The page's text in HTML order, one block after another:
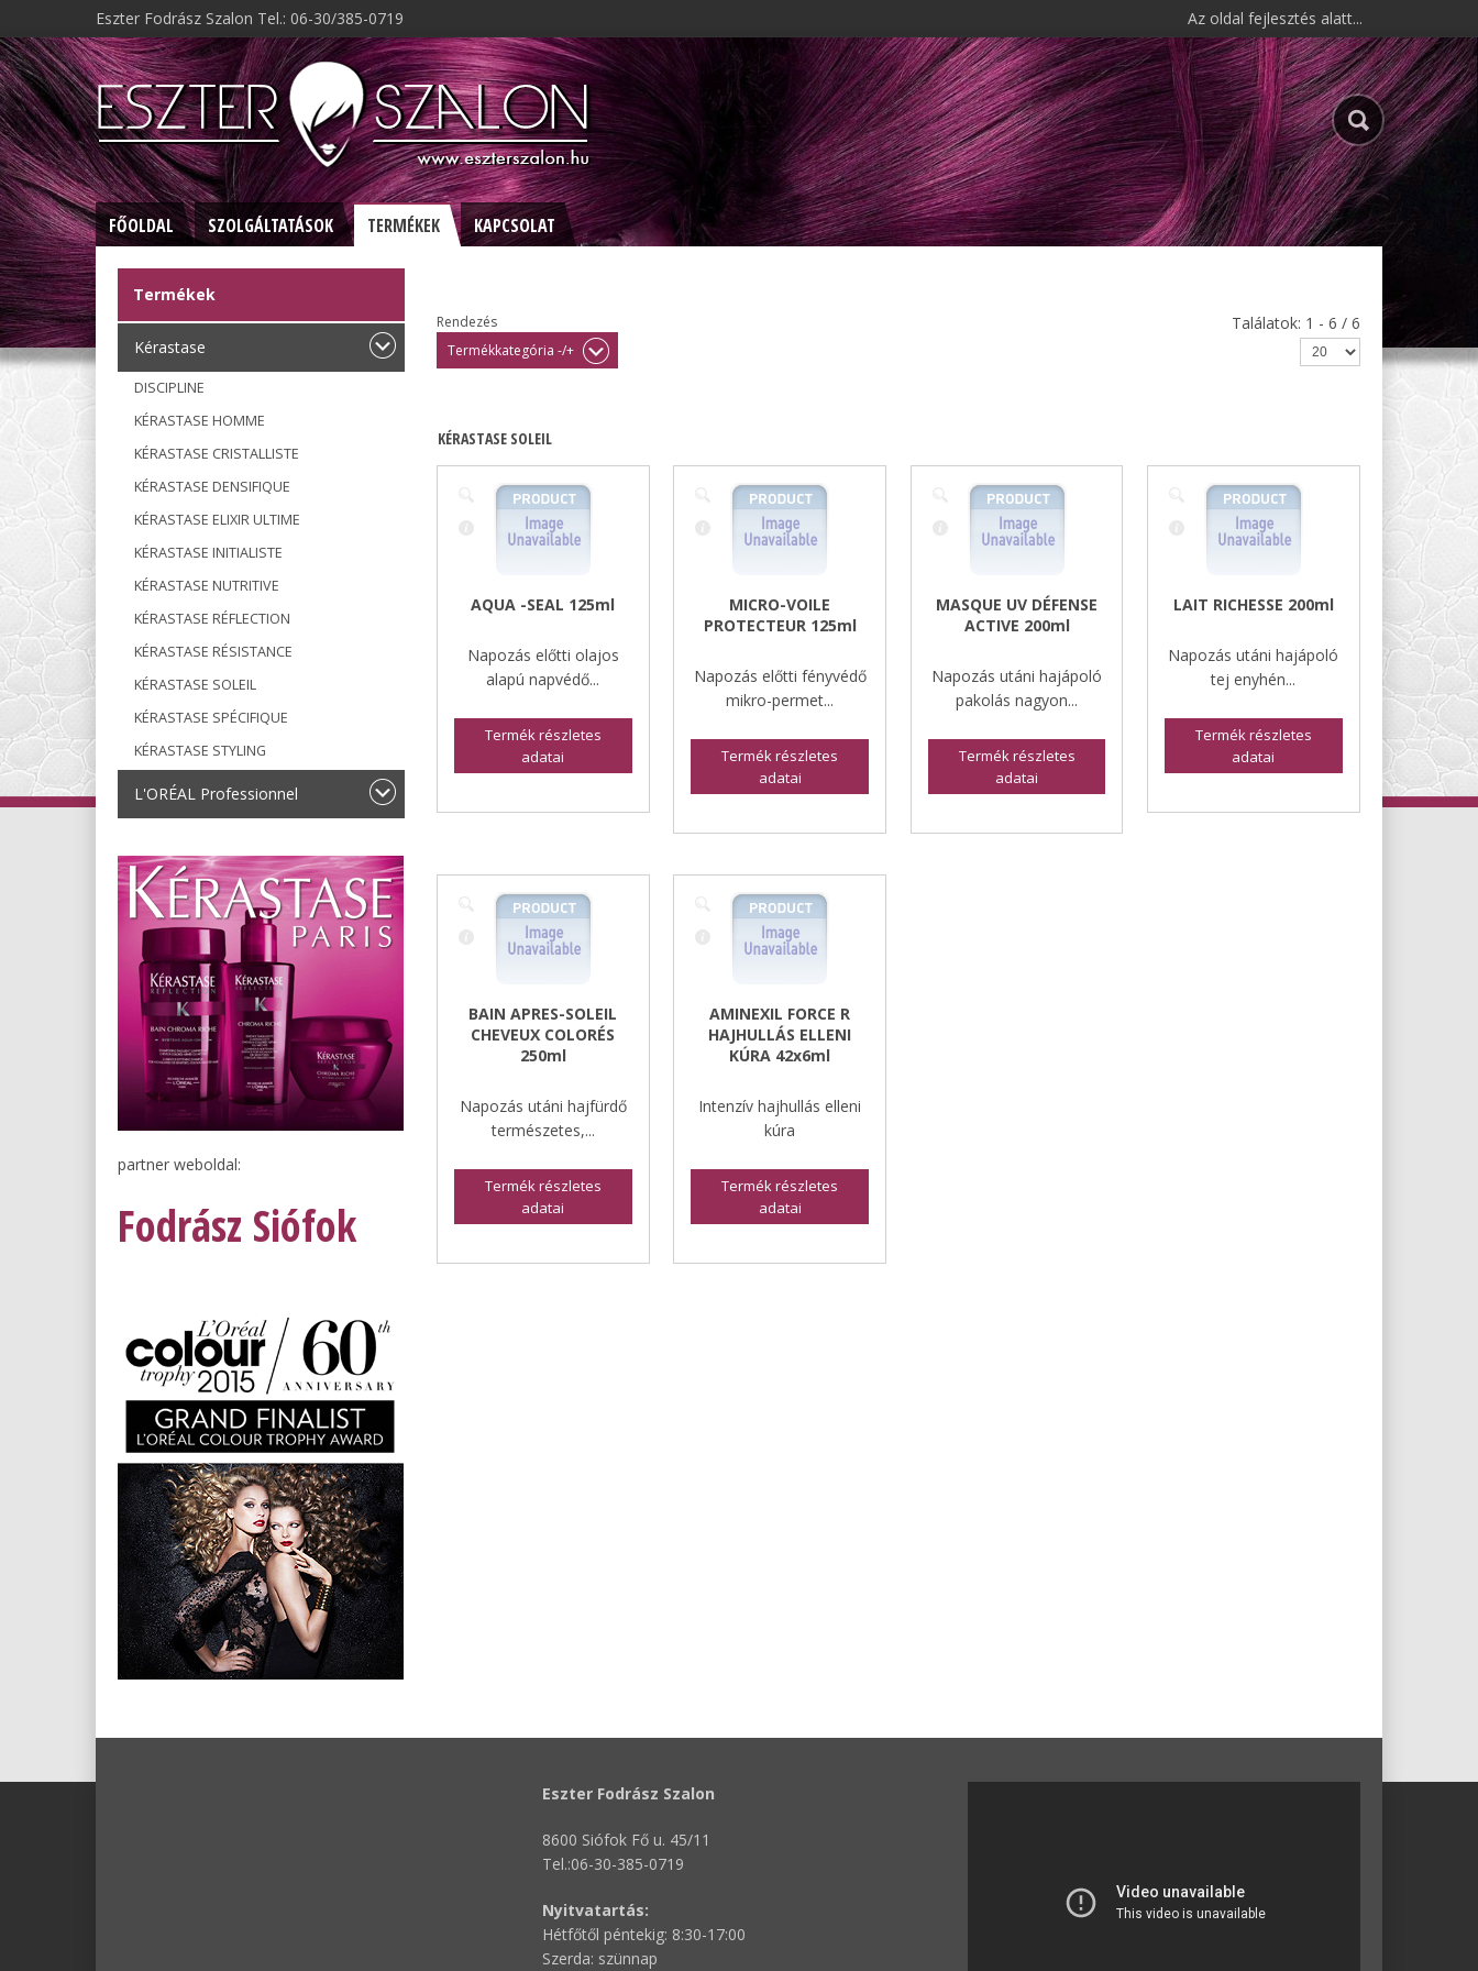
Eszter Fodrász Szalon Tel.: 06-30/385-0719 Az oldal fejlesztés alatt...
FŐOLDAL SZOLGÁLTATÁSOK TERMÉKEK KAPCSOLAT
Termékek
Kérastase
DISCIPLINE
KÉRASTASE HOMME
KÉRASTASE CRISTALLISTE
KÉRASTASE DENSIFIQUE
KÉRASTASE ELIXIR ULTIME
KÉRASTASE INITIALISTE
KÉRASTASE NUTRITIVE
KÉRASTASE RÉFLECTION
KÉRASTASE RÉSISTANCE
KÉRASTASE SOLEIL
KÉRASTASE SPÉCIFIQUE
KÉRASTASE STYLING
L'ORÉAL Professionnel
partner weboldal:
Fodrász Siófok
Rendezés
Termékkategória -/+
Találatok: 1 - 6 / 6
KÉRASTASE SOLEIL
AQUA -SEAL 125ml
Napozás előtti olajos
alapú napvédő...
Termék részletes
adatai
MICRO-VOILE
PROTECTEUR 125ml
Napozás előtti fényvédő
mikro-permet...
Termék részletes
adatai
MASQUE UV DÉFENSE
ACTIVE 200ml
Napozás utáni hajápoló
pakolás nagyon...
Termék részletes
adatai
LAIT RICHESSE 200ml
Napozás utáni hajápoló
tej enyhén...
Termék részletes
adatai
BAIN APRES-SOLEIL
CHEVEUX COLORÉS
250ml
Napozás utáni hajfürdő
természetes,...
Termék részletes
adatai
AMINEXIL FORCE R
HAJHULLÁS ELLENI
KÚRA 42x6ml
Intenzív hajhullás elleni
kúra
Termék részletes
adatai
Eszter Fodrász Szalon
8600 Siófok Fő u. 45/11
Tel.:06-30-385-0719
Nyitvatartás:
Hétfőtől péntekig: 8:30-17:00
Szerda: szünnap